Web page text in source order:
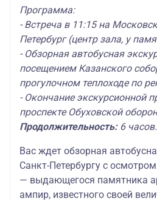
Программа:
- Встреча в 11:15 на
Петербург (центр зала, у
- Обзорная автобусная
посещением Казанского
прогулочном теплоходе по
- Окончание экскурсионной
проспекте Обуховской
Продолжительность: 6 часов.
Вас ждет обзорная
Санкт-Петербургу с
— выдающегося памятника
ампир, известного своей